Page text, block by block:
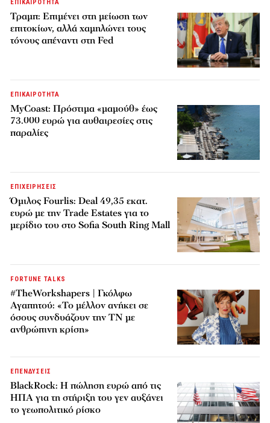
ΕΠΙΚΑΙΡΟΤΗΤΑ
Τραμπ: Επιμένει στη μείωση των
επιτοκίων, αλλά χαμηλώνει τους
τόνους απέναντι στη Fed
ΕΠΙΚΑΙΡΟΤΗΤΑ
MyCoast: Πρόστιμα «μαμούθ» έως
73.000 ευρώ για αυθαιρεσίες στις
παραλίες
ΕΠΙΧΕΙΡΗΣΕΙΣ
Όμιλος Fourlis: Deal 49,35 εκατ.
ευρώ με την Trade Estates για το
μερίδιο του στο Sofia South Ring Mall
FORTUNE TALKS
#TheWorkshapers | Γκόλφω
Αγαπητού: «Το μέλλον ανήκει σε
όσους συνδυάζουν την ΤΝ με
ανθρώπινη κρίση»
ΕΠΕΝΔΥΣΕΙΣ
BlackRock: Η πώληση ευρώ από τις
ΗΠΑ για τη στήριξη του γεν αυξάνει
το γεωπολιτικό ρίσκο